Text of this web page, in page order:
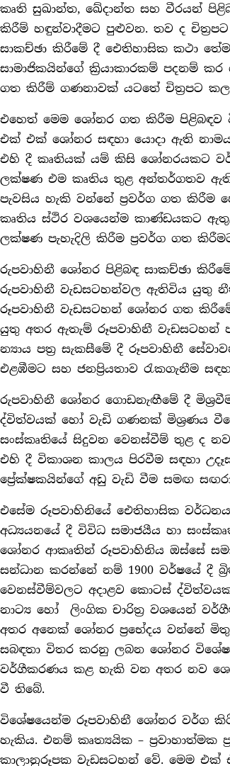
කෘති සුඛාන්ත, ඛේදාන්ත සහ වීරයන්
කිරීම් හඳුන්වාදීමට පුළුවන. තව ද
සාකච්ඡා කිරීමේ දී ඓතිහාසික කථා
සාමාජිකයින්ගේ ක්‍රියාකාරකම් පදනම්
ගත කිරීම් ගණනාවක් යටතේ චිත්‍රපට
එහෙත් මෙම ශෝනර ගත කිරීම
එක් එක් ශෝනර සඳහා යොදා ඇති
එහි දී කෘතියක් යම් කිසි ශෝනරයකට
ලක්ෂණ එම කෘතිය තුළ අන්තර්ගතව ඇති
පැවසිය හැකි වන්නේ ප්‍රවර්ග ගත
කෘතිය ස්ථිර වශයෙන්ම කාණ්ඩයකට
ලක්ෂණ පැහැදිලි කිරීම ප්‍රවර්ග ගත
රුපවාහිනී ශෝනර පිළිබඳ සාකච්ඡා
රුපවාහිනී වැඩසටහන්වල ඇතිවිය යුතු
රූපවාහිනී වැඩසටහන් ශෝනර ගත
යුතු අතර ඇතැම් රූපවාහිනී වැඩසටහන්
න්‍යාය පත්‍ර සැකසීමේ දී රූපවාහිනී
එළඹීමට සහ ජනප්‍රියතාව රැකගැනීම
රුපවාහිනී ශෝනර ගොඩනැඟීමේ දී
ද්විත්වයක් හෝ වැඩි ගණනක් මිශ්‍රණය
සංස්කෘතියේ සිදුවන වෙනස්වීම් තුළ ද නව
එහි දී විකාශන කාලය පිරවීම සඳහා
ප්‍රේක්ෂකයින්ගේ අඩු වැඩි වීම සමඟ
එසේම රූපවාහිනියේ ඓතිහාසික
අධ්‍යයනයේ දී විවිධ සමාජයීය හා
ශෝනර ආකෘතින් රූපවාහිනිය ඔස්සේ
සන්ධාන කරන්නේ නම් 1900 වර්ෂයේ දී
වෙනස්වීම්වලට අදාළව කොටස්
නාට්‍ය හෝ ලිංගික චාරිත්‍ර වශයෙන්
අතර අනෙක් ශෝනර ප්‍රභේදය වන්නේ
සබඳතා විතර කරනු ලබන ශෝනර
වර්ගීකරණය කළ හැකි වන අතර නව
වී තිබේ.
විශේෂයෙන්ම රූපවාහිනී ශෝනර වර්ග
හැකිය. එනම් කෘත්‍යයික – ප්‍රවාහාත්මක
කාලානුරූපක වැඩසටහන් වේ. මෙම එක්